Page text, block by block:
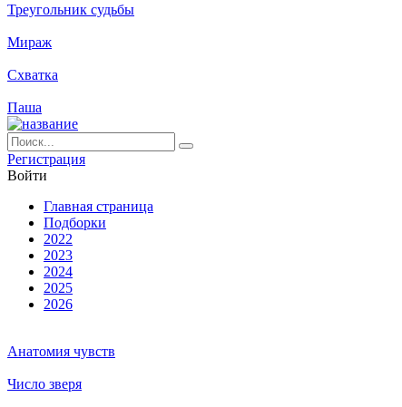
Треугольник судьбы
Мираж
Схватка
Паша
Ре­ги­ст­ра­ция
Вой­ти
Глав­ная стра­ни­ца
Подборки
2022
2023
2024
2025
2026
Анатомия чувств
Число зверя